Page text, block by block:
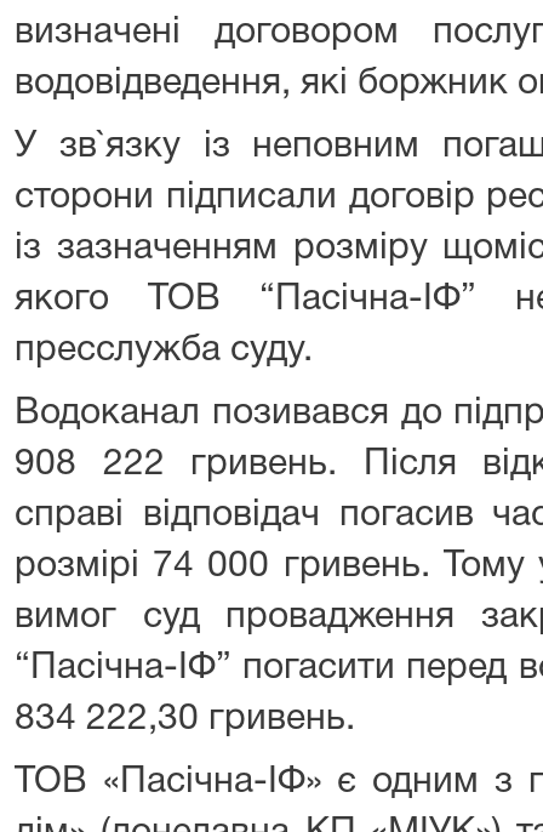
визначені договором
водовідведення, які боржник
У зв`язку із неповним
сторони підписали договір
із зазначенням розміру
якого ТОВ “Пасічна-ІФ”
пресслужба суду.
Водоканал позивався до
908 222 гривень. Після
справі відповідач погасив
розмірі 74 000 гривень. Тому
вимог суд провадження
“Пасічна-ІФ” погасити перед
834 222,30 гривень.
ТОВ «Пасічна-ІФ» є одним з